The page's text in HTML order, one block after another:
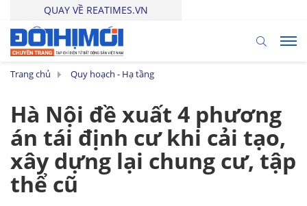
QUAY VỀ REATIMES.VN
Trang chủ Quy hoạch - Hạ tầng
Hà Nội đề xuất 4 phương
án tái định cư khi cải tạo,
xây dựng lại chung cư, tập
thể cũ